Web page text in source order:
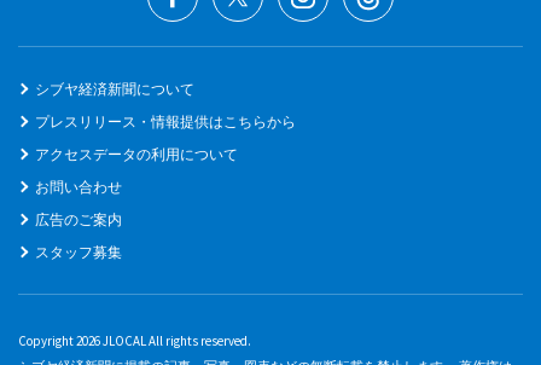
シブヤ経済新聞について
プレスリリース・情報提供はこちらから
アクセスデータの利用について
お問い合わせ
広告のご案内
スタッフ募集
Copyright 2026 JLOCAL All rights reserved.